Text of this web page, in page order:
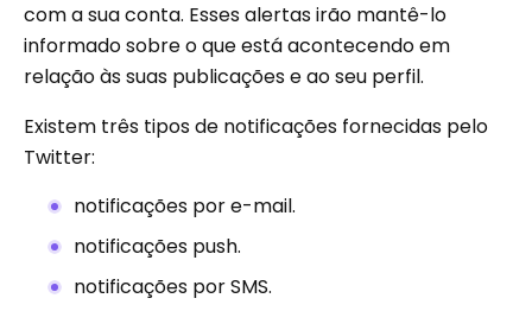
com a sua conta. Esses alertas irão mantê-lo
informado sobre o que está acontecendo em
relação às suas publicações e ao seu perfil.
Existem três tipos de notificações fornecidas pelo
Twitter:
notificações por e-mail.
notificações push.
notificações por SMS.